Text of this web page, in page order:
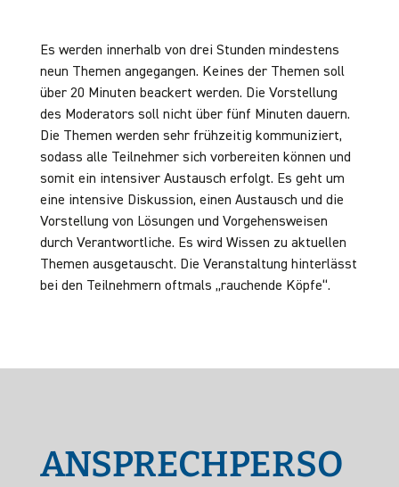
Es werden innerhalb von drei Stunden mindestens
neun Themen angegangen. Keines der Themen soll
über 20 Minuten beackert werden. Die Vorstellung
des Moderators soll nicht über fünf Minuten dauern.
Die Themen werden sehr frühzeitig kommuniziert,
sodass alle Teilnehmer sich vorbereiten können und
somit ein intensiver Austausch erfolgt. Es geht um
eine intensive Diskussion, einen Austausch und die
Vorstellung von Lösungen und Vorgehensweisen
durch Verantwortliche. Es wird Wissen zu aktuellen
Themen ausgetauscht. Die Veranstaltung hinterlässt
bei den Teilnehmern oftmals „rauchende Köpfe“.
ANSPRECHPERSO